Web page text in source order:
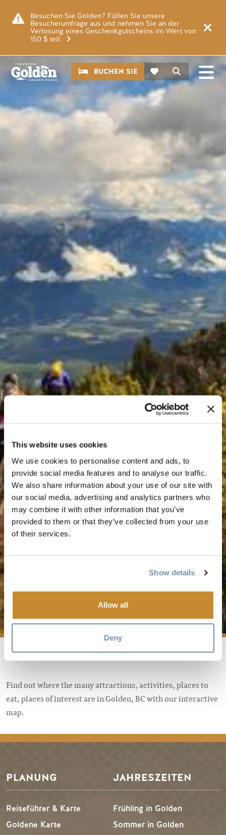
This website uses cookies
We use cookies to personalise content and ads, to
provide social media features and to analyse our traffic.
We also share information about your use of our site with
our social media, advertising and analytics partners who
may combine it with other information that you’ve
provided to them or that they’ve collected from your use
of their services.
Show details
Allow all
Deny
Besuchen Sie Golden? Füllen Sie unsere
Besucherumfrage aus und nehmen Sie an der
Verlosung eines Geschenkgutscheins im Wert von
150 $ teil.
Suche
CTABUCHEN SIE
GOLDENE KARTE
Find out where the many attractions, activities, places to
eat, places of interest are in Golden, BC with our interactive
map.
PLANUNG
Reiseführer & Karte
Goldene Karte
JAHRESZEITEN
Frühling in Golden
Sommer in Golden